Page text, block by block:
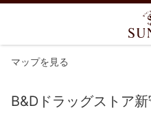
マップを見る
B&Dドラッグストア